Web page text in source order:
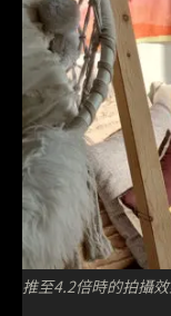
推至4.2倍時的拍攝